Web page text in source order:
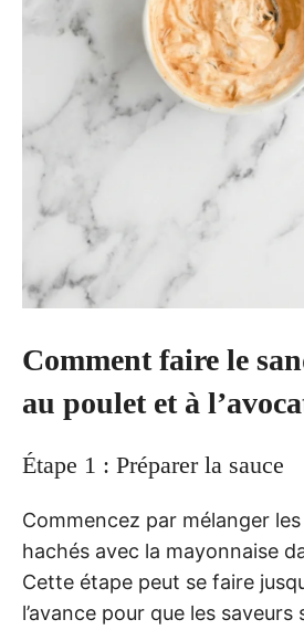
Comment faire le
au poulet et à
Étape 1 : Préparer la sauce
Commencez par mélanger
hachés avec la mayonnaise
Cette étape peut se faire
l’avance pour que les